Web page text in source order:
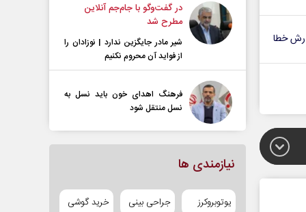
خطا
در گفت‌و‌گو با جام‌جم آنلاین
مطرح شد
شیر مادر جایگزین ندارد | نوزادان را
از فواید آن محروم نکنیم
فرهنگ اهدای خون باید نسل به
نسل منتقل شود
نیازمندی ها
یوتوبروکرز جراحی بینی
خرید گوشی